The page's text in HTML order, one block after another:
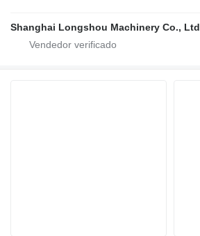
Shanghai Longshou Machinery Co., Ltd